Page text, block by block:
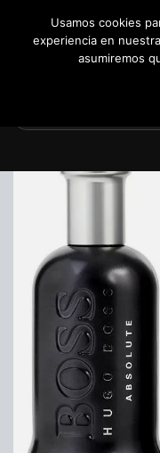
Usamos cookies
experiencia en
asumiremos